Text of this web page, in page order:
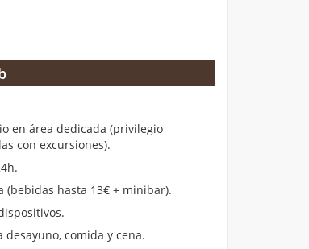
en área dedicada (privilegio
con excursiones).
(bebidas hasta 13€ + minibar).
comida y cena.